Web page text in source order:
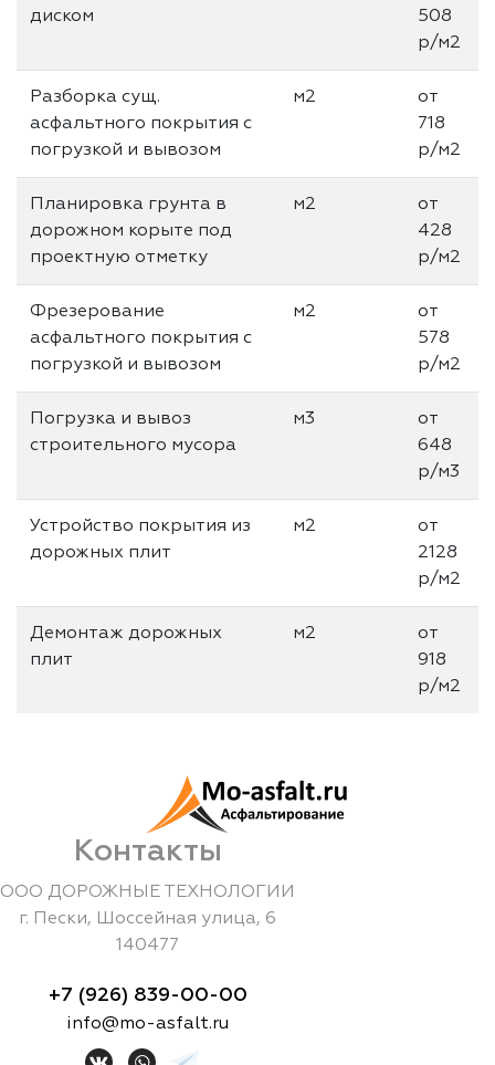
диском
508
р/м2
Разборка сущ.
асфальтного покрытия с
погрузкой и вывозом
м2
от
718
р/м2
Планировка грунта в
дорожном корыте под
проектную отметку
м2
от
428
р/м2
Фрезерование
асфальтного покрытия с
погрузкой и вывозом
м2
от
578
р/м2
Погрузка и вывоз
строительного мусора
м3
от
648
р/м3
Устройство покрытия из
дорожных плит
м2
от
2128
р/м2
Демонтаж дорожных
плит
м2
от
918
р/м2
Контакты
ООО ДОРОЖНЫЕ ТЕХНОЛОГИИ
г.
Пески, Шоссейная улица, 6
140477
+7 (926) 839-00-00
info@mo-asfalt.ru